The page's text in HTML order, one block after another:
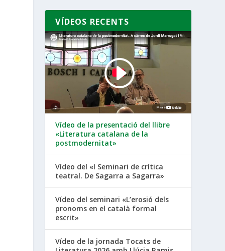
VÍDEOS RECENTS
Vídeo de la presentació del llibre
«Literatura catalana de la
postmodernitat»
Vídeo del «I Seminari de crítica
teatral. De Sagarra a Sagarra»
Vídeo del seminari «L’erosió dels
pronoms en el català formal
escrit»
Vídeo de la jornada Tocats de